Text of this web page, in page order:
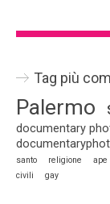
Tag più
Palermo
documentary
santo
religione ape
civili
gay